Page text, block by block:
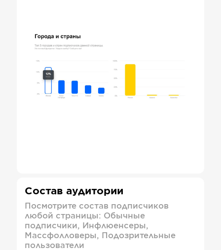
Состав аудитории
Посмотрите состав подписчиков
любой страницы: Обычные
подписчики, Инфлюенсеры,
Массфолловеры, Подозрительные
пользователи